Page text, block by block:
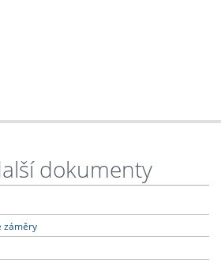
dokumenty
záměry